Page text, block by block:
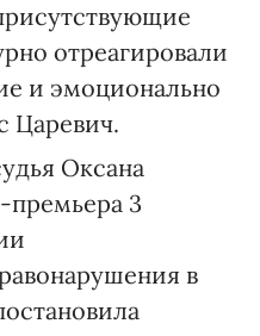
отреагировали
и эмоционально
Царевич.
Оксана
премьера 3
в